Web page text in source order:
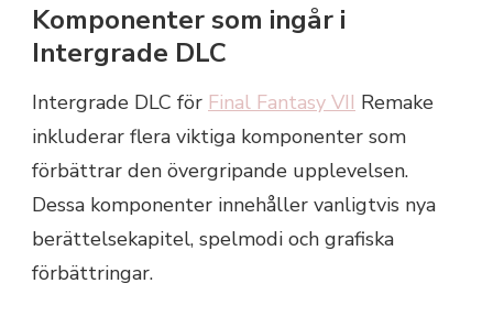
Komponenter som ingår i
Intergrade DLC
Intergrade DLC för Final Fantasy VII Remake
inkluderar flera viktiga komponenter som
förbättrar den övergripande upplevelsen.
Dessa komponenter innehåller vanligtvis nya
berättelsekapitel, spelmodi och grafiska
förbättringar.